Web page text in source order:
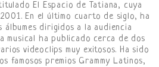
El Espacio de Tatiana, cuya
En el último cuarto de siglo, ha
dirigidos a la audiencia
musical ha publicado cerca de dos
videoclips muy exitosos. Ha sido
famosos premios Grammy Latinos,